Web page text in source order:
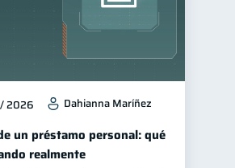
Mipymes 1
financiera 1
1
ahorro 1
1 Doble sueldo 1
1
2026 Dahianna Maríñez
un préstamo personal: qué
realmente